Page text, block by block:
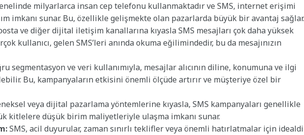
milyarlarca insan cep telefonu kullanmaktadır ve SMS, internet erişimi
imkanı sunar. Bu, özellikle gelişmekte olan pazarlarda büyük bir avantaj sağlar.
ve diğer dijital iletişim kanallarına kıyasla SMS mesajları çok daha yüksek
kullanıcı, gelen SMS’leri anında okuma eğilimindedir, bu da mesajınızın
segmentasyon ve veri kullanımıyla, mesajlar alıcının diline, konumuna ve ilgi
Bu, kampanyaların etkisini önemli ölçüde artırır ve müşteriye özel bir
veya dijital pazarlama yöntemlerine kıyasla, SMS kampanyaları genellikle
kitlelere düşük birim maliyetleriyle ulaşma imkanı sunar.
SMS, acil duyurular, zaman sınırlı teklifler veya önemli hatırlatmalar için